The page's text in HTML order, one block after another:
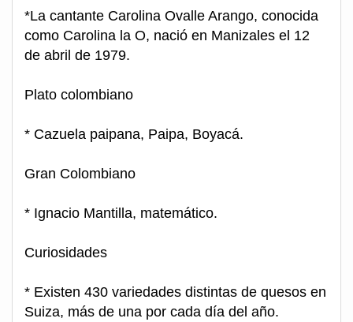
*La cantante Carolina Ovalle Arango, conocida
como Carolina la O, nació en Manizales el 12
de abril de 1979.
Plato colombiano
* Cazuela paipana, Paipa, Boyacá.
Gran Colombiano
* Ignacio Mantilla, matemático.
Curiosidades
* Existen 430 variedades distintas de quesos en
Suiza, más de una por cada día del año.